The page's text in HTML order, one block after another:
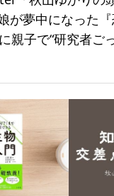
が夢中になった『
親子で“研究者ご